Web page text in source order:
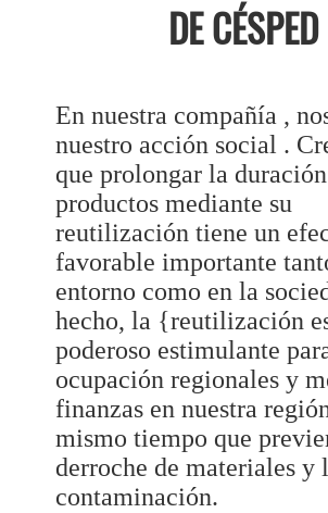
DE CÉSPED
En nuestra compañía ,
nuestro acción social .
que prolongar la
productos mediante su
reutilización tiene un
favorable importante
entorno como en la
hecho, la {reutilización
poderoso estimulante
ocupación regionales y
finanzas en nuestra
mismo tiempo que
derroche de materiales y
contaminación.